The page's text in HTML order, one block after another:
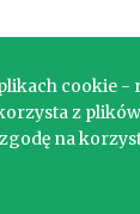
cookie -
z
na